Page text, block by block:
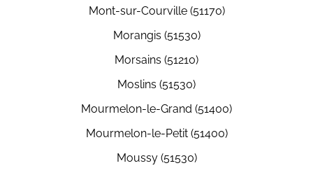
Mont-sur-Courville (51170)
Morangis (51530)
Morsains (51210)
Moslins (51530)
Mourmelon-le-Grand (51400)
Mourmelon-le-Petit (51400)
Moussy (51530)